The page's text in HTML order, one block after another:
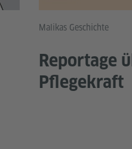
Malikas Geschichte
Reportage
Pflegekraft